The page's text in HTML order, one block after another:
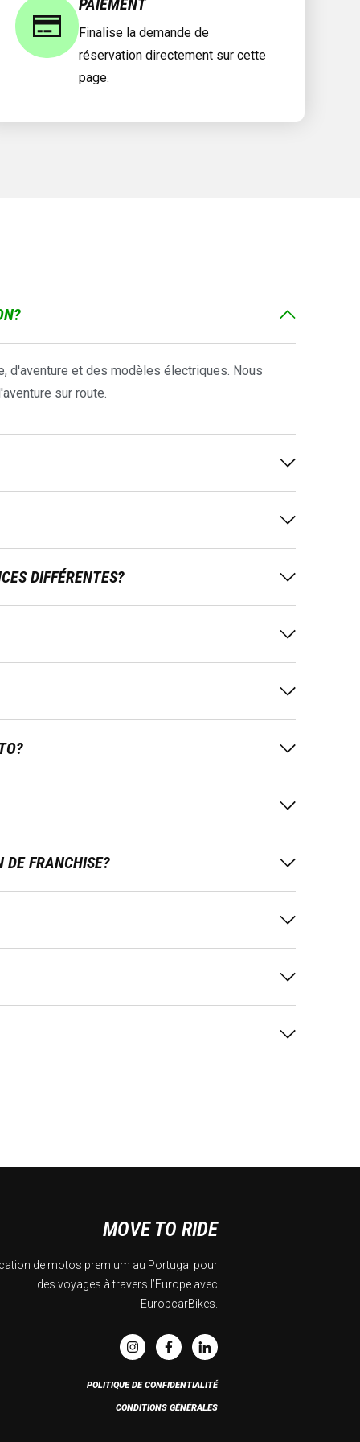
PAIEMENT
Finalise la demande de
réservation directement sur cette
page.
d'aventure et des modèles électriques. Nous
sur route.
DIFFÉRENTES?
DE FRANCHISE?
MOVE TO RIDE
de motos premium au Portugal pour
des voyages à travers l’Europe avec
EuropcarBikes.
POLITIQUE DE CONFIDENTIALITÉ
CONDITIONS GÉNÉRALES